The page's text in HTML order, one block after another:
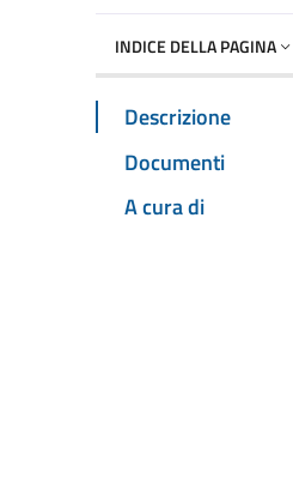
INDICE DELLA PAGINA
Descrizione
Documenti
A cura di